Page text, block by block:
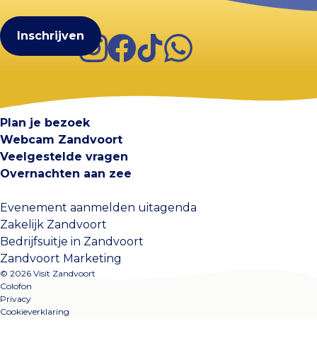
InstagramFacebook
TikTokWhatsApp
Plan je bezoek
Webcam Zandvoort
Veelgestelde vragen
Overnachten aan zee
Evenement aanmelden uitagenda
Zakelijk Zandvoort
Bedrijfsuitje in Zandvoort
Zandvoort Marketing
© 2026 Visit Zandvoort
Colofon
Privacy
Cookieverklaring